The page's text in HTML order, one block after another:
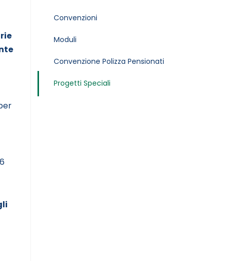
Convenzioni
Moduli
Convenzione Polizza Pensionati
Progetti Speciali